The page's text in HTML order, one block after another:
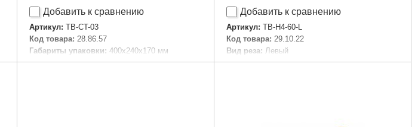
Добавить к сравнению
Артикул: TB-CT-03
Код товара: 28.86.57
Габариты упаковки: 400x240x170 мм
Вес брутто: 820 г
Добавить к сравнению
Артикул: TB-H4-60-L
Код товара: 29.10.22
Вид реза: Левый
Длина общая, мм: 258